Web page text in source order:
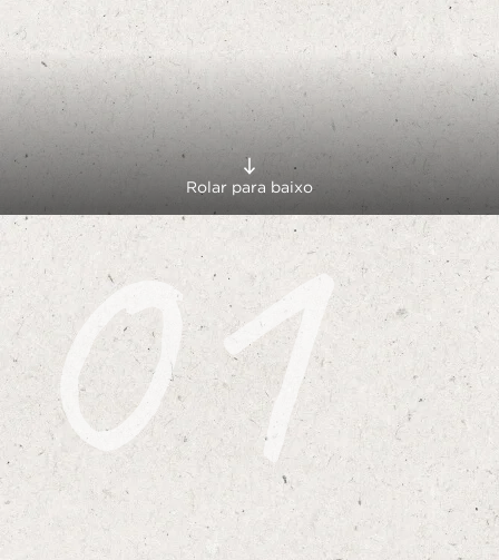
Cultivar café em harmonia
Plantação protegida
Rolar para baixo
01